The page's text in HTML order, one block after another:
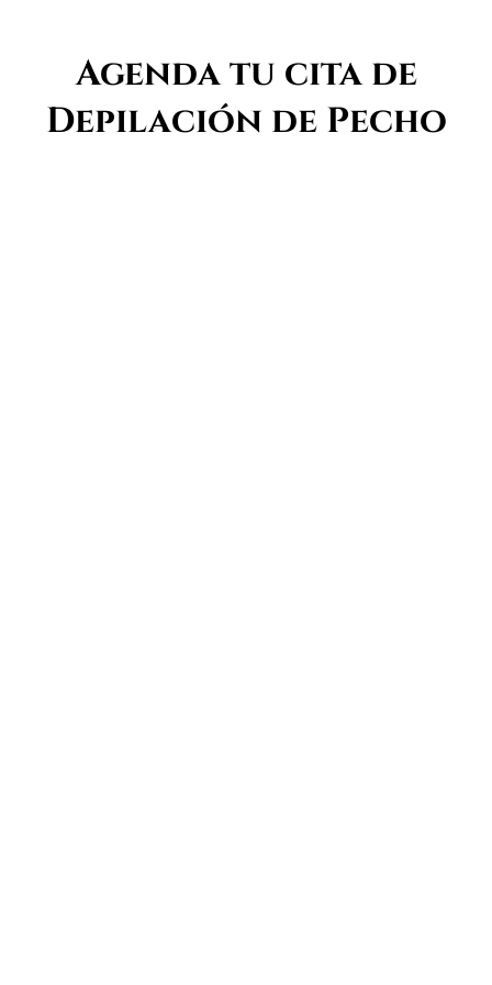
Agenda tu cita de
Depilación de Pecho